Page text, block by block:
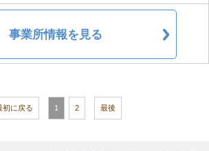
事業所情報を見る
初に戻る 1 2 最後